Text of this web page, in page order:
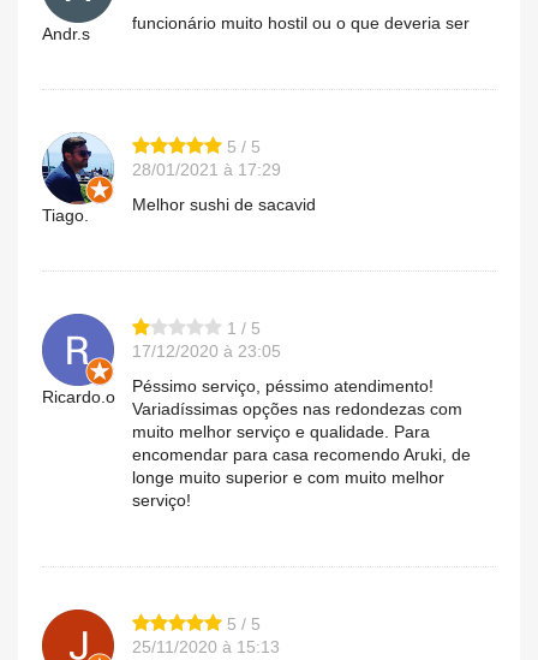
Andr.s
funcionário muito hostil ou o que deveria ser
Tiago.
5 / 5
28/01/2021 à 17:29
Melhor sushi de sacavid
Ricardo.o
1 / 5
17/12/2020 à 23:05
Péssimo serviço, péssimo atendimento!
Variadíssimas opções nas redondezas com
muito melhor serviço e qualidade. Para
encomendar para casa recomendo Aruki, de
longe muito superior e com muito melhor
serviço!
5 / 5
25/11/2020 à 15:13